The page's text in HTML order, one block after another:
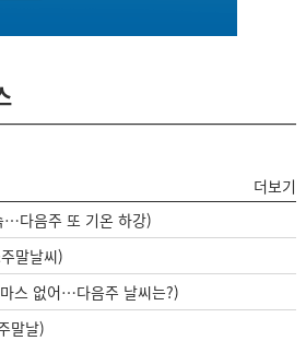
더보기
…다음주 또 기온 하강)
말날씨)
스 없어…다음주 날씨는?)
말날)